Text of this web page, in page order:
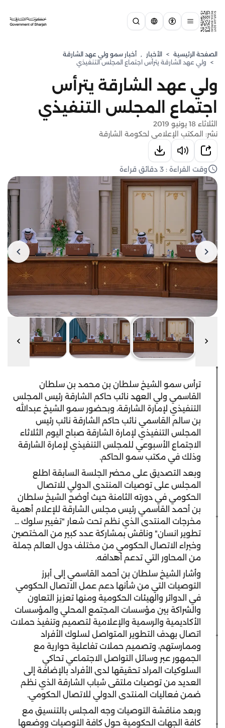
الصفحة الرئيسية > الأخبار , ⁠أخبار سمو ولي عهد الشارقة
> ولي عهد الشارقة يترأس اجتماع المجلس التنفيذي
ولي عهد الشارقة يترأس
اجتماع المجلس التنفيذي
الثلاثاء 18 يونيو 2019
نشر: المكتب الإعلامي لحكومة الشارقة
وقت القراءة : 3 دقائق قراءة
ترأس سمو الشيخ سلطان بن محمد بن سلطان
القاسمي ولي العهد نائب حاكم الشارقة رئيس المجلس
التنفيذي لإمارة الشارقة، وبحضور سمو الشيخ عبدالله
بن سالم القاسمي نائب حاكم الشارقة نائب رئيس
المجلس التنفيذي لإمارة الشارقة صباح اليوم الثلاثاء
الاجتماع الأسبوعي للمجلس التنفيذي لإمارة الشارقة
وذلك في مكتب سمو الحاكم.
وبعد التصديق على محضر الجلسة السابقة اطلع
المجلس على توصيات المنتدى الدولي للاتصال
الحكومي في دورته الثامنة حيث أوضح الشيخ سلطان
بن أحمد القاسمي رئيس مجلس الشارقة للإعلام أهمية
مخرجات المنتدى الذي نظم تحت شعار "تغيير سلوك ...
تطوير انسان" وناقش بمشاركة عدد كبير من المختصين
وخبراء الاتصال الحكومي من مختلف دول العالم جملة
من المحاور التي تدعم أهدافه.
وأشار الشيخ سلطان بن أحمد القاسمي إلى أبرز
التوصيات التي من شأنها دعم عمل الاتصال الحكومي
في الدوائر والهيئات الحكومية ومنها تعزيز التعاون
والشراكة بين مؤسسات المجتمع المحلي والمؤسسات
الأكاديمية والرسمية والإعلامية لتصميم وتنفيذ حملات
اتصال بهدف التطوير المتواصل لسلوك الأفراد
وممارستهم، وتصميم حملات تفاعلية حوارية مع
الجمهور عبر وسائل التواصل الاجتماعي تحاكي
السلوكيات المراد تحقيقها لدى الأفراد بالإضافة إلى
العديد من توصيات ملتقى شباب الشارقة الذي نظم
ضمن فعاليات المنتدى الدولي للاتصال الحكومي.
وبعد مناقشة التوصيات وجه المجلس بالتنسيق مع
كافة الجهات الحكومية حول كافة التوصيات ووضعها